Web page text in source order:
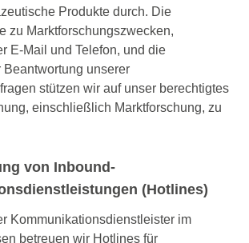
Produkte durch. Die
zu Marktforschungszwecken,
E-Mail und Telefon, und die
unserer
stützen wir auf unser berechtigtes
einschließlich Marktforschung, zu
von Inbound-
(Hotlines)
Kommunikationsdienstleister im
betreuen wir Hotlines für